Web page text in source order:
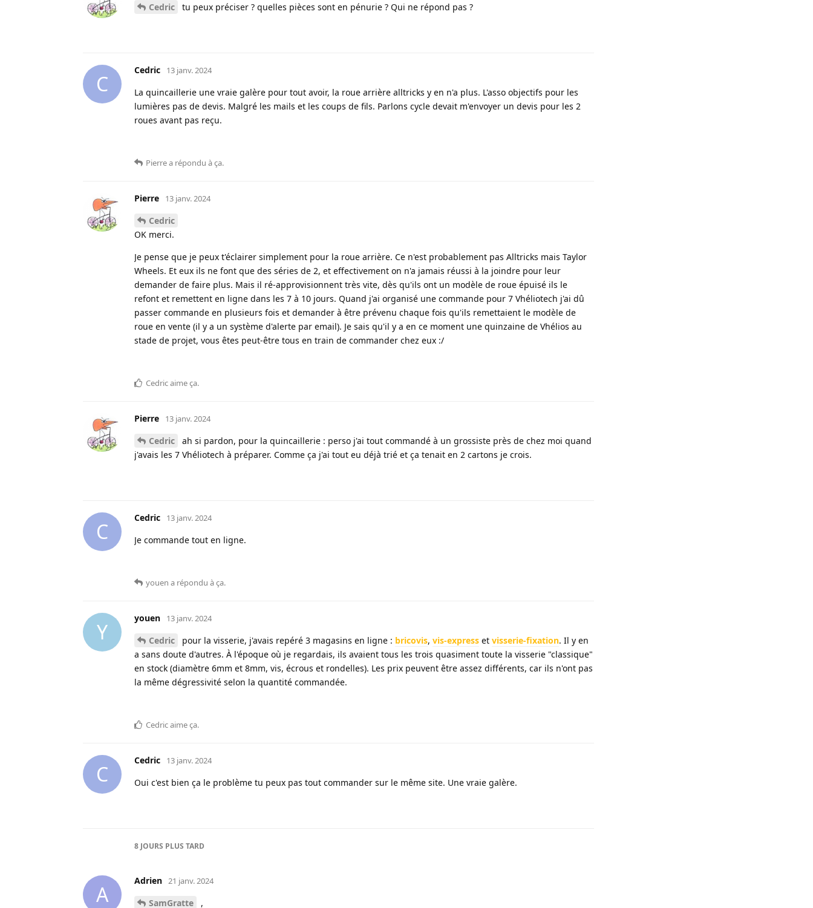
Cedric tu peux préciser ? quelles pièces sont en pénurie ? Qui ne répond pas ?
C
Cedric 13 janv. 2024
La quincaillerie une vraie galère pour tout avoir, la roue arrière alltricks y en n'a plus. L'asso objectifs pour les
lumières pas de devis. Malgré les mails et les coups de fils. Parlons cycle devait m'envoyer un devis pour les 2
roues avant pas reçu.
Pierrea répondu à ça.
Pierre 13 janv. 2024
Cedric
OK merci.
Je pense que je peux t'éclairer simplement pour la roue arrière. Ce n'est probablement pas Alltricks mais Taylor
Wheels. Et eux ils ne font que des séries de 2, et effectivement on n'a jamais réussi à la joindre pour leur
demander de faire plus. Mais il ré-approvisionnent très vite, dès qu'ils ont un modèle de roue épuisé ils le
refont et remettent en ligne dans les 7 à 10 jours. Quand j'ai organisé une commande pour 7 Vhéliotech j'ai dû
passer commande en plusieurs fois et demander à être prévenu chaque fois qu'ils remettaient le modèle de
roue en vente (il y a un système d'alerte par email). Je sais qu'il y a en ce moment une quinzaine de Vhélios au
stade de projet, vous êtes peut-être tous en train de commander chez eux :/
Cedricaime ça.
Pierre 13 janv. 2024
Cedric
ah si pardon, pour la quincaillerie : perso j'ai tout commandé à un grossiste près de chez moi quand
j'avais les 7 Vhéliotech à préparer. Comme ça j'ai tout eu déjà trié et ça tenait en 2 cartons je crois.
C
Cedric 13 janv. 2024
Je commande tout en ligne.
youen a répondu à ça.
Y
youen 13 janv. 2024
Cedric pour la visserie, j'avais repéré 3 magasins en ligne : bricovis, vis-express et visserie-fixation. Il y en
a sans doute d'autres. À l'époque où je regardais, ils avaient tous les trois quasiment toute la visserie "classique"
en stock (diamètre 6mm et 8mm, vis, écrous et rondelles). Les prix peuvent être assez différents, car ils n'ont pas
la même dégressivité selon la quantité commandée.
Cedricaime ça.
C
Cedric 13 janv. 2024
Oui c'est bien ça le problème tu peux pas tout commander sur le même site. Une vraie galère.
8 JOURS PLUS TARD
A
Adrien 21 janv. 2024
SamGratte ,